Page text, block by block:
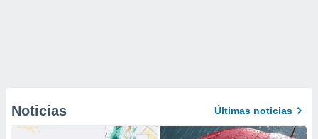
Noticias Últimas noticias